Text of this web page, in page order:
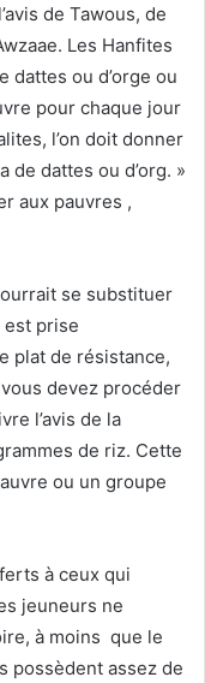
de Tawous, de
Les Hanfites
dattes ou d’orge ou
pour chaque jour
l’on doit donner
de dattes ou d’org. »
aux pauvres ,
se substituer
est prise
plat de résistance,
devez procéder
l’avis de la
de riz. Cette
ou un groupe
à ceux qui
jeuneurs ne
à moins que le
possèdent assez de